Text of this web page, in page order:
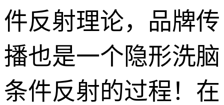
件反射理论，品牌传
播也是一个隐形洗脑
条件反射的过程！在